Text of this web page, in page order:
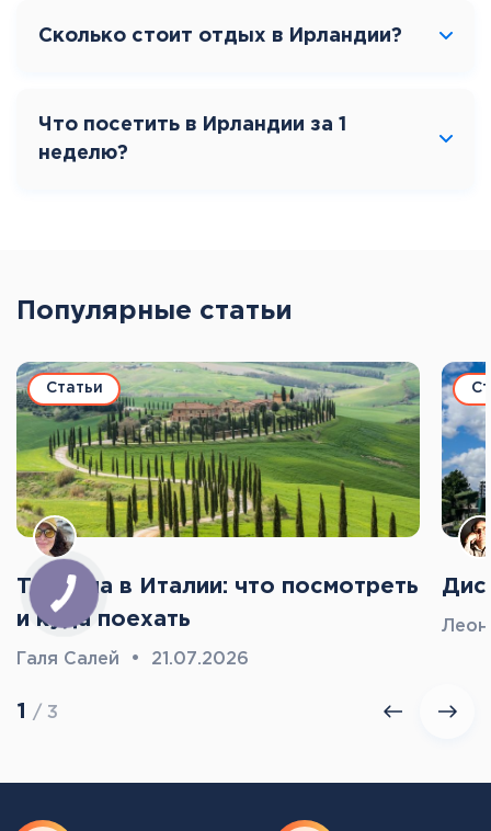
Сколько стоит отдых в Ирландии?
Что посетить в Ирландии за 1
неделю?
Популярные статьи
Статьи
Тоскана в Италии: что посмотреть
и куда поехать
Галя Салей • 21.07.2026
1 / 3